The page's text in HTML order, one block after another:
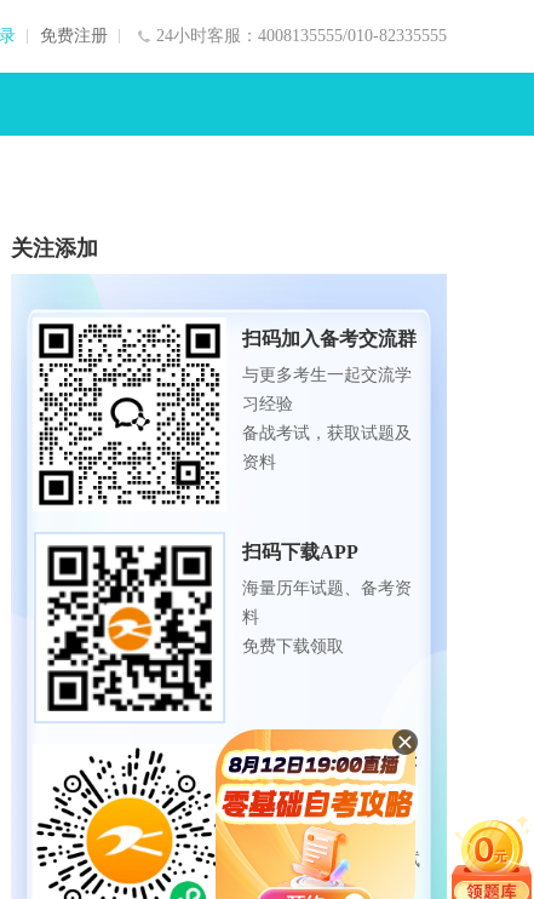
24小时客服：4008135555/010-82335555
免费注册
关注添加
扫码加入备考交流群
与更多考生一起交流学
习经验
备战考试，获取试题及
资料
扫码下载APP
海量历年试题、备考资
料
免费下载领取
扫码进入微信小程序
每日练题巩固、考前模
拟实战
免费体验自考365海量试
题